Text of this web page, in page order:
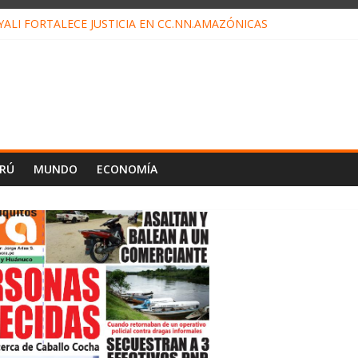
FORTALECE JUSTICIA EN CC.NN.AMAZÓNICAS
MUNDO ECONOMÍA